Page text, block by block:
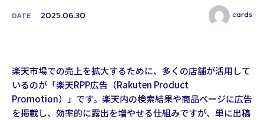
DATE 2025.06.30 cards
楽天市場での売上を拡大するために、多くの店舗が活用して
いるのが「楽天RPP広告（Rakuten Product
Promotion）」です。楽天内の検索結果や商品ページに広告
を掲載し、効率的に露出を増やせる仕組みですが、単に出稿